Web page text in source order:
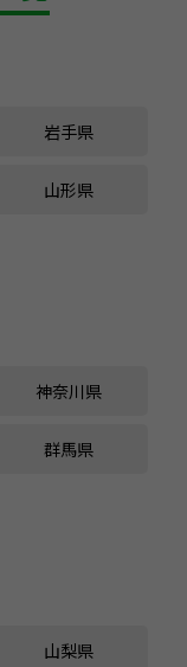
岩手県
山形県
神奈川県
群馬県
山梨県